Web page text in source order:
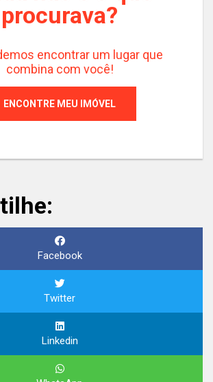
procurava?
encontrar um lugar que
combina com você!
ENCONTRE MEU IMÓVEL
Facebook
Twitter
Linkedin